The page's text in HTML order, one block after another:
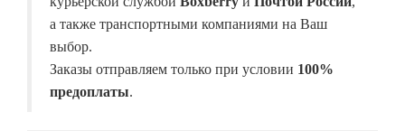
а также транспортными компаниями на Ваш
выбор.
Заказы отправляем только при условии 100%
предоплаты.